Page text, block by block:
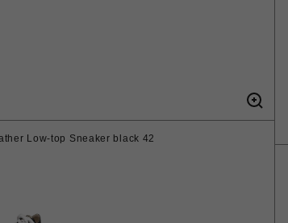
Low-top Sneaker black 42